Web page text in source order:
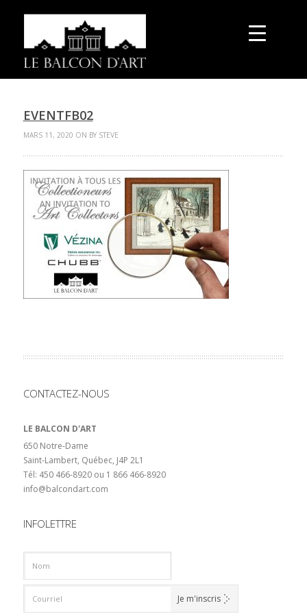
EVENTFB02
MARS 11, 2020 ON BY STEVE
CONTACTEZ-NOUS
LE BALCON D'ART
650 Notre-Dame
Saint-Lambert, Québec, J4P 2L1
Tél: 450 466-8920 ou 1 866 466-8920
info@balcondart.com
INFOLETTRE